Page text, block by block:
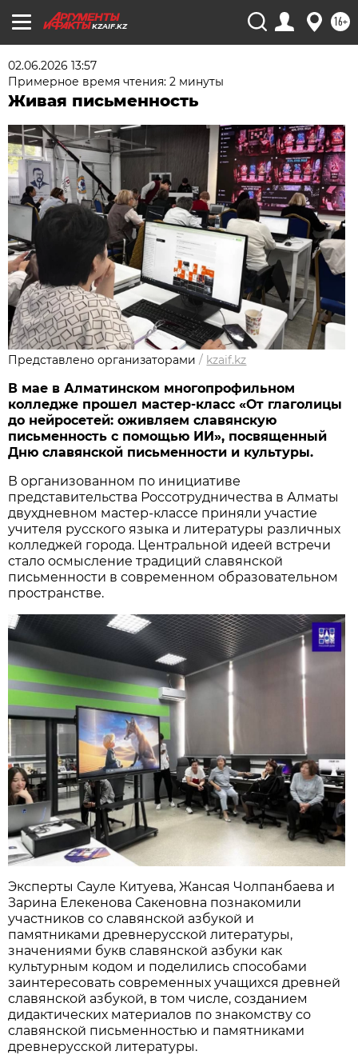
KZAIF.KZ 16+
02.06.2026 13:57
Примерное время чтения: 2 минуты
Живая письменность
Представлено организаторами / kzaif.kz
В мае в Алматинском многопрофильном
колледже прошел мастер-класс «От глаголицы
до нейросетей: оживляем славянскую
письменность с помощью ИИ», посвященный
Дню славянской письменности и культуры.
В организованном по инициативе
представительства Россотрудничества в Алматы
двухдневном мастер-классе приняли участие
учителя русского языка и литературы различных
колледжей города. Центральной идеей встречи
стало осмысление традиций славянской
письменности в современном образовательном
пространстве.
Эксперты Сауле Китуева, Жансая Чолпанбаева и
Зарина Елекенова Сакеновна познакомили
участников со славянской азбукой и
памятниками древнерусской литературы,
значениями букв славянской азбуки как
культурным кодом и поделились способами
заинтересовать современных учащихся древней
славянской азбукой, в том числе, созданием
дидактических материалов по знакомству со
славянской письменностью и памятниками
древнерусской литературы.